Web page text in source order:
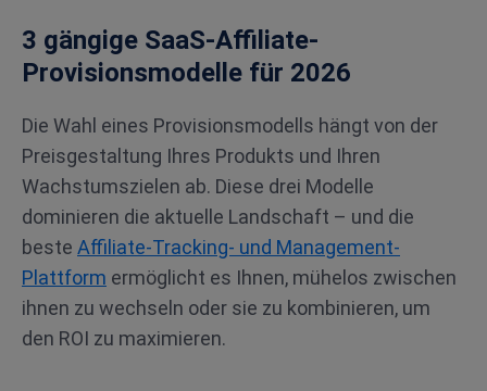
3 gängige SaaS-Affiliate-
Provisionsmodelle für 2026
Die Wahl eines Provisionsmodells hängt von der
Preisgestaltung Ihres Produkts und Ihren
Wachstumszielen ab. Diese drei Modelle
dominieren die aktuelle Landschaft – und die
beste Affiliate-Tracking- und Management-
Plattform ermöglicht es Ihnen, mühelos zwischen
ihnen zu wechseln oder sie zu kombinieren, um
den ROI zu maximieren.